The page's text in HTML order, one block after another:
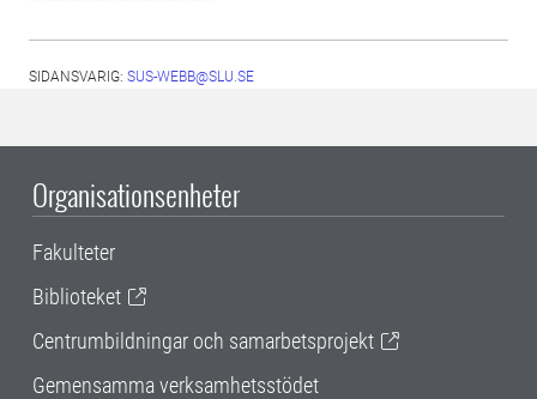
SIDANSVARIG: SUS-WEBB@SLU.SE
Organisationsenheter
Fakulteter
Biblioteket
Centrumbildningar och samarbetsprojekt
Gemensamma verksamhetsstödet